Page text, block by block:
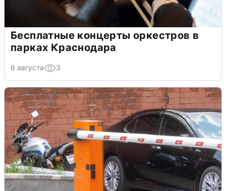
Бесплатные концерты оркестров в
парках Краснодара
6 августа 3